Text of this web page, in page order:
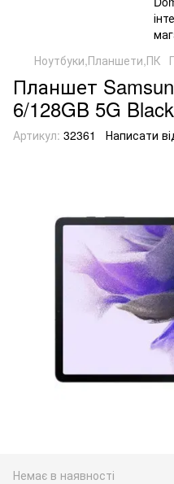
Ноутбуки,Планшети,ПК
Планшет
6/128GB 5G
Артикул: 32361 Написати
Немає в наявності